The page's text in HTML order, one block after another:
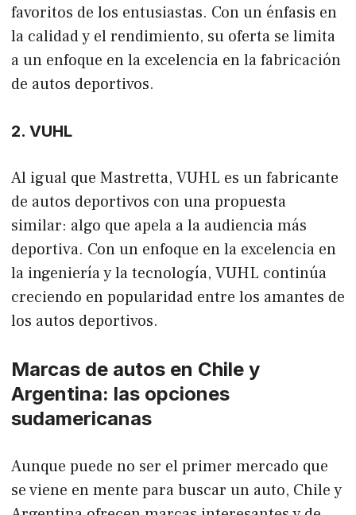
favoritos de los entusiastas. Con un énfasis en
la calidad y el rendimiento, su oferta se limita
a un enfoque en la excelencia en la fabricación
de autos deportivos.
2. VUHL
Al igual que Mastretta, VUHL es un fabricante
de autos deportivos con una propuesta
similar: algo que apela a la audiencia más
deportiva. Con un enfoque en la excelencia en
la ingeniería y la tecnología, VUHL continúa
creciendo en popularidad entre los amantes de
los autos deportivos.
Marcas de autos en Chile y
Argentina: las opciones
sudamericanas
Aunque puede no ser el primer mercado que
se viene en mente para buscar un auto, Chile y